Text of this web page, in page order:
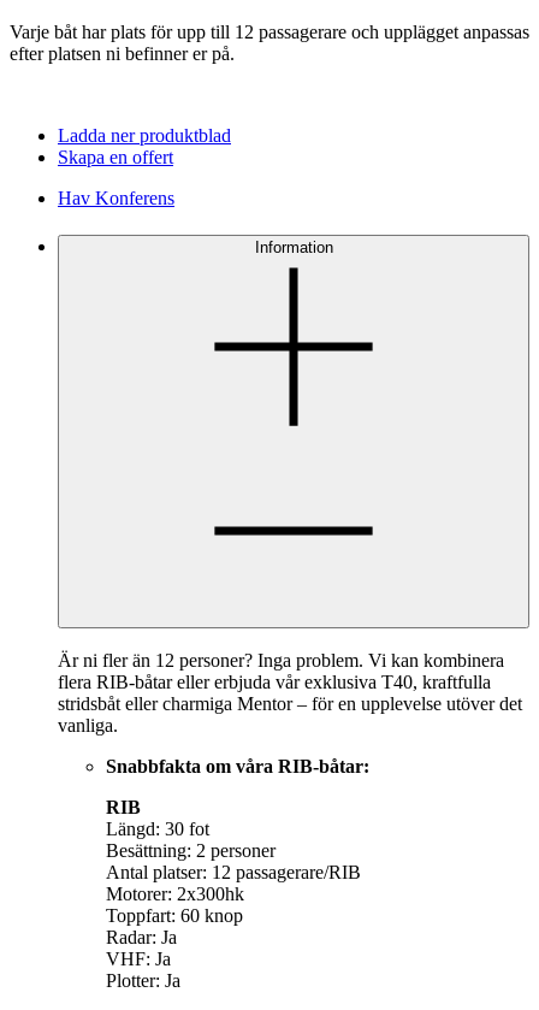
Varje båt har plats för upp till 12 passagerare och upplägget anpassas
efter platsen ni befinner er på.
Ladda ner produktblad
Skapa en offert
Hav Konferens
Information
Är ni fler än 12 personer? Inga problem. Vi kan kombinera
flera RIB-båtar eller erbjuda vår exklusiva T40, kraftfulla
stridsbåt eller charmiga Mentor – för en upplevelse utöver det
vanliga.
Snabbfakta om våra RIB-båtar:
RIB
Längd: 30 fot
Besättning: 2 personer
Antal platser: 12 passagerare/RIB
Motorer: 2x300hk
Toppfart: 60 knop
Radar: Ja
VHF: Ja
Plotter: Ja